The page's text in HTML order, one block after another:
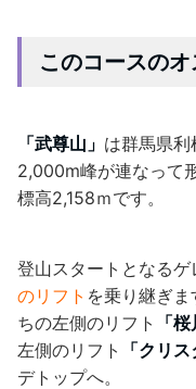
このコースの
「武尊山」 は群馬県
2,000m峰が連なって
標高2,158ｍです。
登山スタートとなるゲ
のリフト を乗り継ぎ
ちの左側のリフト
「
左側のリフト
「クリ
デトップへ。